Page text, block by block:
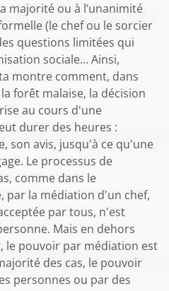
majorité ou à l’unanimité
(le chef ou le sorcier
questions limitées qui
sociale... Ainsi,
montre comment, dans
forêt malaise, la décision
au cours d'une
durer des heures :
son avis, jusqu'à ce qu'une
Le processus de
comme dans le
par la médiation d'un chef,
par tous, n'est
Mais en dehors
le pouvoir par médiation est
des cas, le pouvoir
personnes ou par des